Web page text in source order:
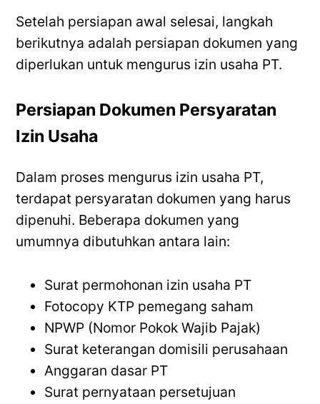
Setelah persiapan awal selesai, langkah
berikutnya adalah persiapan dokumen yang
diperlukan untuk mengurus izin usaha PT.
Persiapan Dokumen Persyaratan
Izin Usaha
Dalam proses mengurus izin usaha PT,
terdapat persyaratan dokumen yang harus
dipenuhi. Beberapa dokumen yang
umumnya dibutuhkan antara lain:
Surat permohonan izin usaha PT
Fotocopy KTP pemegang saham
NPWP (Nomor Pokok Wajib Pajak)
Surat keterangan domisili perusahaan
Anggaran dasar PT
Surat pernyataan persetujuan